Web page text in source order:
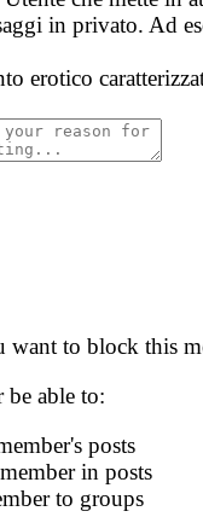
in privato. Ad
erotico
want to block this
able to:
posts
in posts
to groups